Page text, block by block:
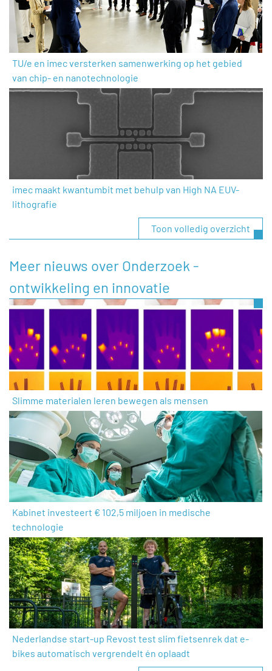
TU/e en imec versterken samenwerking op het gebied
van chip- en nanotechnologie
imec maakt kwantumbit met behulp van High NA EUV-
lithografie
Toon volledig overzicht
Meer nieuws over Onderzoek -
ontwikkeling en innovatie
Slimme materialen leren bewegen als mensen
Kabinet investeert € 102,5 miljoen in medische
technologie
Nederlandse start-up Revost test slim fietsenrek dat e-
bikes automatisch vergrendelt én oplaadt